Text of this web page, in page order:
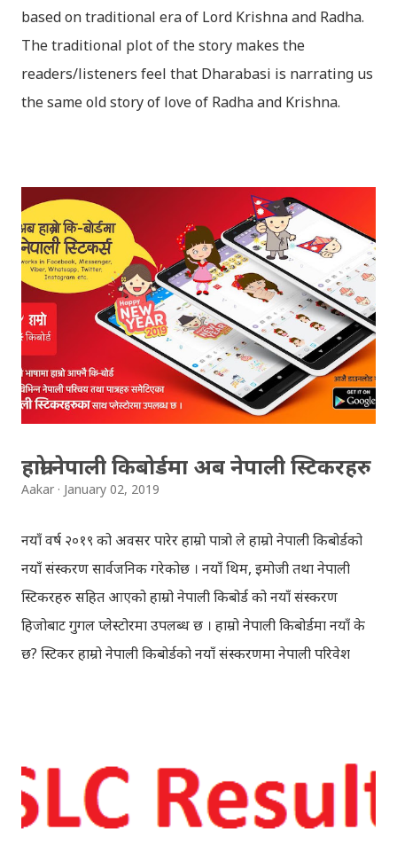
based on traditional era of Lord Krishna and Radha.
The traditional plot of the story makes the
readers/listeners feel that Dharabasi is narrating us
the same old story of love of Radha and Krishna.
it speaks of so many hidden things that we will be
amazed while ending it up. Radha and Krishna are
the eternal lovers. Lord Krishna and Radha are
together since childhood. But in teenage they are
separated (as in the traditional story) and Lord
Krishna has to go away leaving Vindraban for
fulfilling the task for which he has taken birth.This
brings tragedy to Radha and all the people in
Vindraban. Radha waits for Krishna to arrive but he
Later she sets out as a Yogini in a long voyage to
search self, leaving her parents. She is accompanied
by her friend Bisakha everywhere she went. Radha
faces...
हाम्रो नेपाली किबोर्डमा अब नेपाली स्टिकरहरु
Aakar January 02, 2019
नयाँ वर्ष २०१९ को अवसर पारेर हाम्रो पात्रो ले हाम्रो नेपाली किबोर्डको
नयाँ संस्करण सार्वजनिक गरेकोछ । नयाँ थिम, इमोजी तथा नेपाली
स्टिकरहरु सहित आएको हाम्रो नेपाली किबोर्ड को नयाँ संस्करण
हिजोबाट गुगल प्लेस्टोरमा उपलब्ध छ । हाम्रो नेपाली किबोर्डमा नयाँ के
छ? स्टिकर हाम्रो नेपाली किबोर्डको नयाँ संस्करणमा नेपाली परिवेश
स्टिकरहरुले प्रयोगकर्तालाई नयाँ अनुभव दिनेछ । नेपाली पारा, हाम्रो
साथी, नयाँ वर्ष, संगी, हाम्रो कान्छा, हाम्रो कान्छी, नक्कली, र बौचा व
मैचासमेत गरी आठ किसिमका स्टिकरहरु समावेश गरिएकोछ । हाम्रो